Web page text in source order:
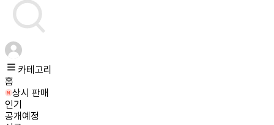
카테고리
홈
상시 판매
인기
공개예정